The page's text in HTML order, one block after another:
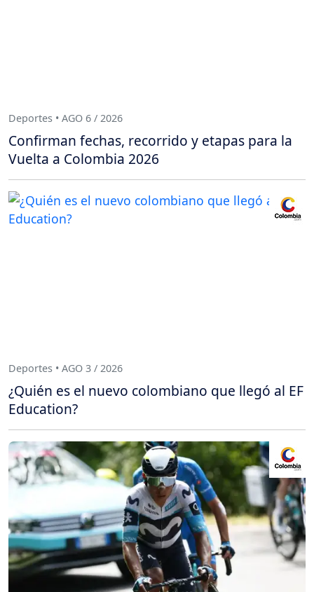
Deportes • AGO 6 / 2026
Confirman fechas, recorrido y etapas para la
Vuelta a Colombia 2026
Deportes • AGO 3 / 2026
¿Quién es el nuevo colombiano que llegó al EF
Education?